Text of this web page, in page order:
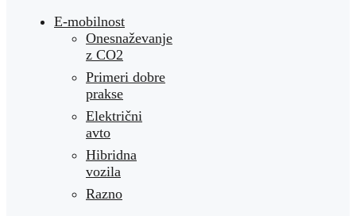
E-mobilnost
Onesnaževanje
z CO2
Primeri dobre
prakse
Električni
avto
Hibridna
vozila
Razno